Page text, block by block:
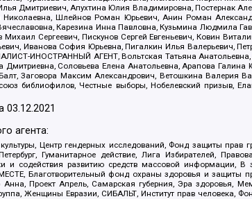
Дмитриевич, Апухтина Юлия Владимировна, Постернак
Шлейнов Роман Юрьевич, Анин Роман
Карезина Инна Павловна, Кузьмина Людмила
Сергеевич, Пискунов Сергей Евгеньевич, Ковин
Иванова София Юрьевна, Пигалкин Илья Валерьевич,
ИНОСТРАННЫЙ АГЕНТ, Вольтская Татьяна
Дмитриевна, Соловьева Елена Анатольевна, Арапова
Заговора Максим Александрович, Ветошкина Валерия
библиофилов, Честные выборы, Нобелевский призыв,
03.12.2021
агента:
Центр гендерных исследований, Фонд защиты прав
Гуманитарное действие, Лига Избирателей,
содействия развитию средств массовой информации,
Благотворительный фонд охраны здоровья и
Анна, Проект Апрель, Самарская губерния, Эра здоровья,
Женщины Евразии, СИБАЛЬТ, Институт прав человека,